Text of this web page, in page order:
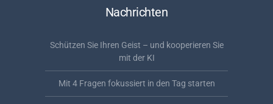
Nachrichten
Schützen Sie Ihren Geist – und kooperieren Sie
mit der KI
Mit 4 Fragen fokussiert in den Tag starten